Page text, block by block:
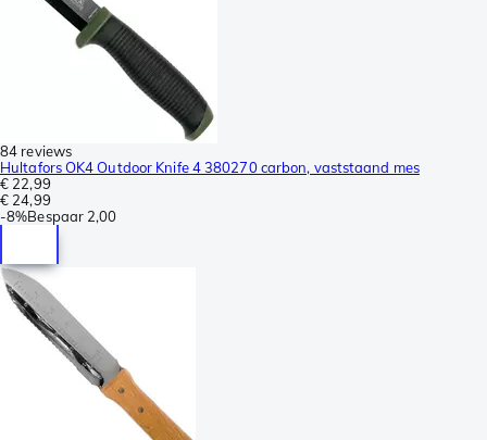
84 reviews
Hultafors OK4 Outdoor Knife 4 380270 carbon, vaststaand mes
€ 22,99
€ 24,99
-8%Bespaar 2,00